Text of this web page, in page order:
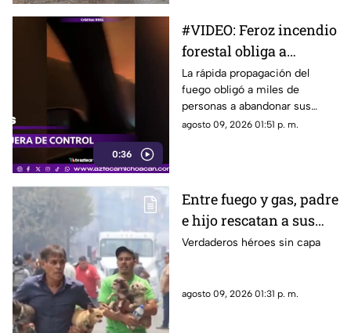
0:36
#VIDEO: Feroz incendio
forestal obliga a
evacuar a más de 20
mil personas
La rápida propagación del
fuego obligó a miles de
personas a abandonar sus
hogares.
agosto 09, 2026 01:51 p. m.
Entre fuego y gas, padre
e hijo rescatan a sus
cuatro perros tras
Verdaderos héroes sin capa
agosto 09, 2026 01:31 p. m.